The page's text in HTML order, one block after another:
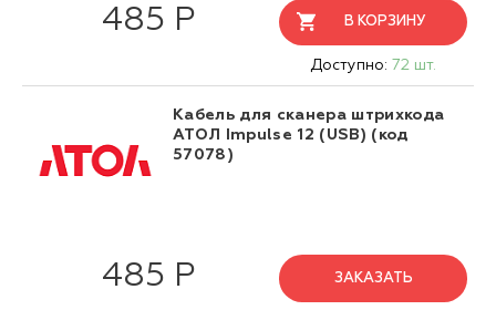
485 Р В КОРЗИНУ
Доступно: 72 шт.
Кабель для сканера штрихкода
АТОЛ Impulse 12 (USB) (код
57078)
485 Р ЗАКАЗАТЬ